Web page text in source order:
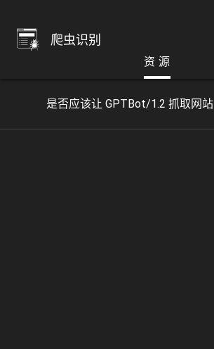
爬虫识别
资 源
是否应该让 GPTBot/1.2 抓取网站